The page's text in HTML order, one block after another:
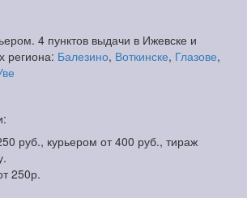
4 пунктов выдачи в Ижевске и
региона: Балезино, Воткинске, Глазове,
руб., курьером от 400 руб., тираж
250р.